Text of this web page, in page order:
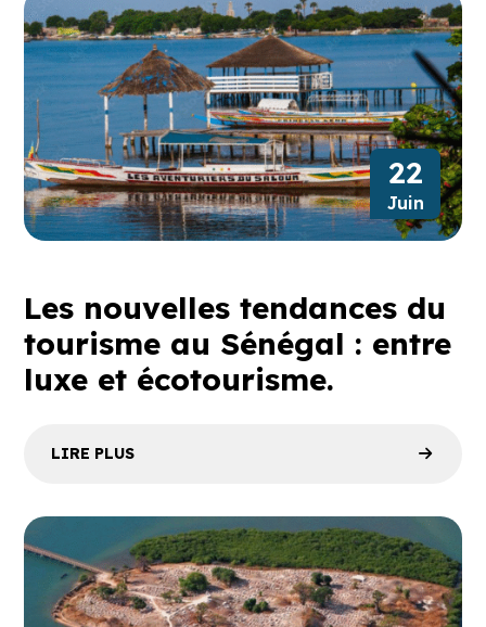
22
Juin
Les nouvelles tendances du
tourisme au Sénégal : entre
luxe et écotourisme.
LIRE PLUS